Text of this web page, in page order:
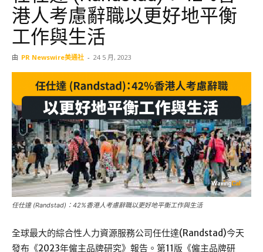
港人考慮辭職以更好地平衡
工作與生活
由 PR Newswire美通社 - 24 5 月, 2023
任仕達 (Randstad)：42%香港人考慮辭職以更好地平衡工作與生活
全球最大的綜合性人力資源服務公司任仕達(Randstad)今天
發布《2023年僱主品牌研究》報告。第11版《僱主品牌研